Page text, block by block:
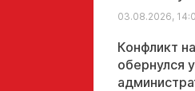
03.08.2026,
Конфликт
обернулся